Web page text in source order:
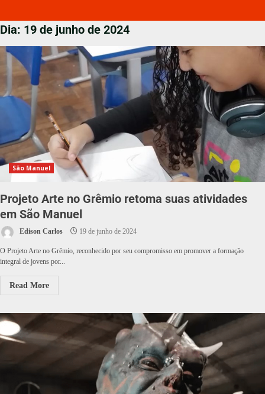
Dia: 19 de junho de 2024
São Manuel
Projeto Arte no Grêmio retoma suas atividades
em São Manuel
Edison Carlos 19 de junho de 2024
O Projeto Arte no Grêmio, reconhecido por seu compromisso em promover a formação
integral de jovens por...
Read More